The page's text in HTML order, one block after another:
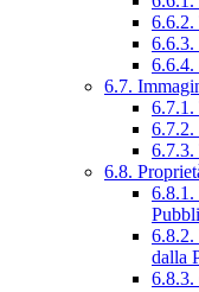
6.6.2.
6.6.3.
6.6.4.
6.7.
6.7.1.
6.7.2.
6.7.3.
6.8.
6.8.1.
6.8.2.
dalla
6.8.3.